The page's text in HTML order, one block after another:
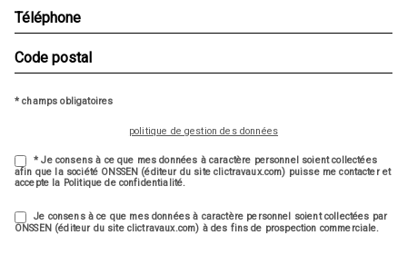
* champs obligatoires
politique de gestion des données
* Je consens à ce que mes données à caractère personnel soient collectées
afin que la société ONSSEN (éditeur du site clictravaux.com) puisse me contacter et
accepte la Politique de confidentialité.
Je consens à ce que mes données à caractère personnel soient collectées par
ONSSEN (éditeur du site clictravaux.com) à des fins de prospection commerciale.